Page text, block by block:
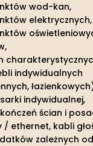
wod-kan,
elektrycznych,
indywidualnych
indywidualnej,
ścian i
/ ethernet, kabli
zależnych